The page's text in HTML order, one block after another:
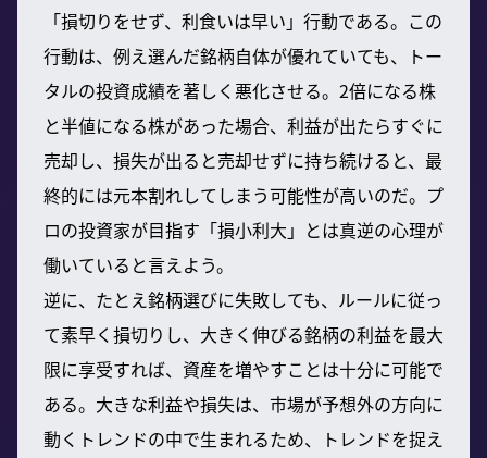
「損切りをせず、利食いは早い」行動である。この
行動は、例え選んだ銘柄自体が優れていても、トー
タルの投資成績を著しく悪化させる。2倍になる株
と半値になる株があった場合、利益が出たらすぐに
売却し、損失が出ると売却せずに持ち続けると、最
終的には元本割れしてしまう可能性が高いのだ。プ
ロの投資家が目指す「損小利大」とは真逆の心理が
働いていると言えよう。
逆に、たとえ銘柄選びに失敗しても、ルールに従っ
て素早く損切りし、大きく伸びる銘柄の利益を最大
限に享受すれば、資産を増やすことは十分に可能で
ある。大きな利益や損失は、市場が予想外の方向に
動くトレンドの中で生まれるため、トレンドを捉え